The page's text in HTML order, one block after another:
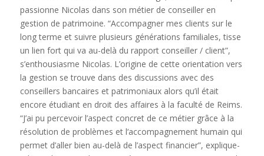
passionne Nicolas dans son métier de conseiller en
gestion de patrimoine. “Accompagner mes clients sur le
long terme et suivre plusieurs générations familiales, tisse
un lien fort qui va au-delà du rapport conseiller / client”,
s’enthousiasme Nicolas. L’origine de cette orientation vers
la gestion se trouve dans des discussions avec des
conseillers bancaires et patrimoniaux alors qu’il était
encore étudiant en droit des affaires à la faculté de Reims.
“J’ai pu percevoir l’aspect concret de ce métier grâce à la
résolution de problèmes et l‘accompagnement humain qui
permet d’aller bien au-delà de l’aspect financier”, explique-